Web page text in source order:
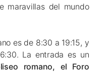
maravillas del mundo
es de 8:30 a 19:15, y
La entrada es un
romano, el Foro